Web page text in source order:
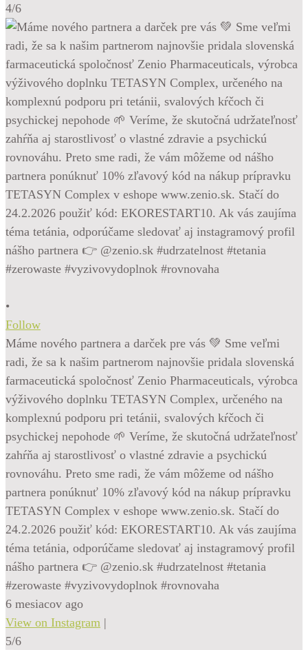
4/6
•
Follow
Máme nového partnera a darček pre vás 💚 Sme veľmi
radi, že sa k našim partnerom najnovšie pridala slovenská
farmaceutická spoločnosť Zenio Pharmaceuticals, výrobca
výživového doplnku TETASYN Complex, určeného na
komplexnú podporu pri tetánii, svalových kŕčoch či
psychickej nepohode 🌱 Veríme, že skutočná udržateľnosť
zahŕňa aj starostlivosť o vlastné zdravie a psychickú
rovnováhu. Preto sme radi, že vám môžeme od nášho
partnera ponúknuť 10% zľavový kód na nákup prípravku
TETASYN Complex v eshope www.zenio.sk. Stačí do
24.2.2026 použiť kód: EKORESTART10. Ak vás zaujíma
téma tetánia, odporúčame sledovať aj instagramový profil
nášho partnera 👉 @zenio.sk #udrzatelnost #tetania
#zerowaste #vyzivovydoplnok #rovnovaha
6 mesiacov ago
View on Instagram |
5/6